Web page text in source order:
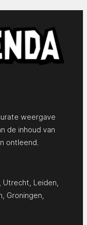
weergave
de inhoud van
ontleend.
Utrecht Leiden
Groningen